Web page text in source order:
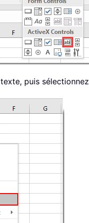
puis sélectionnez